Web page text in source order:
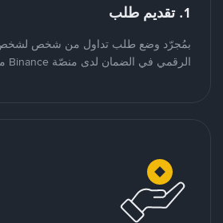
1. تقديم طلب
بمُجرّد وضع طلب تداول من شخص
الرقمي في الضمان لدى منصّة Binance من شخص لشخص.